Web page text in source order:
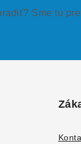
Sme tu